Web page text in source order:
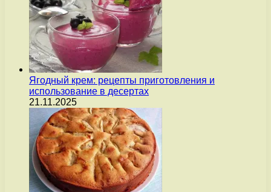
Ягодный крем: рецепты приготовления и
использование в десертах
21.11.2025